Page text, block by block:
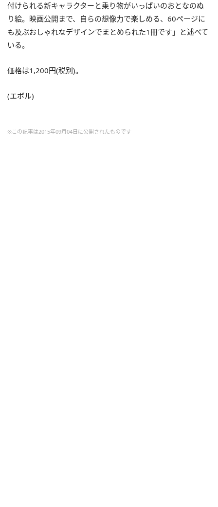
付けられる新キャラクターと乗り物がいっぱいのおとなのぬ
り絵。映画公開まで、自らの想像力で楽しめる、60ページに
も及ぶおしゃれなデザインでまとめられた1冊です」と述べて
いる。
価格は1,200円(税別)。
(エボル)
※この記事は2015年09月04日に公開されたものです